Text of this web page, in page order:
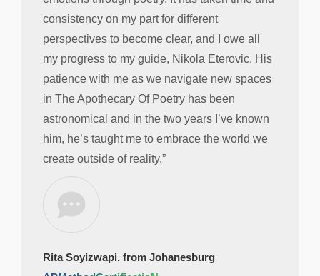
Rita Soyizwapi, from Johanesburg
consistency on my part for different
perspectives to become clear, and I owe all
my progress to my guide, Nikola Eterovic. His
patience with me as we navigate new spaces
in The Apothecary Of Poetry has been
astronomical and in the two years I’ve known
him, he’s taught me to embrace the world we
create outside of reality.”